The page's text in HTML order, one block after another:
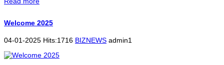
Welcome 2025
04-01-2025 Hits:1716 BIZNEWS admin1